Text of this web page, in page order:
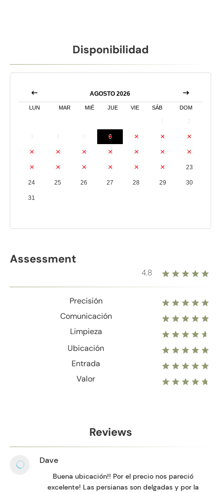
Disponibilidad
AGOSTO 2026
LUN MAR MIÉ JUE VIE SÁB DOM
6 7 8 9
10 11 12 13 14 15 16
17 18 19 20 21 22 23
24 25 26 27 28 29 30
31
Assessment
4.8
Precisión
Comunicación
Limpieza
Ubicación
Entrada
Valor
Reviews
Dave
Buena ubicación!! Por el precio nos pareció
excelente! Las persianas son delgadas y por la